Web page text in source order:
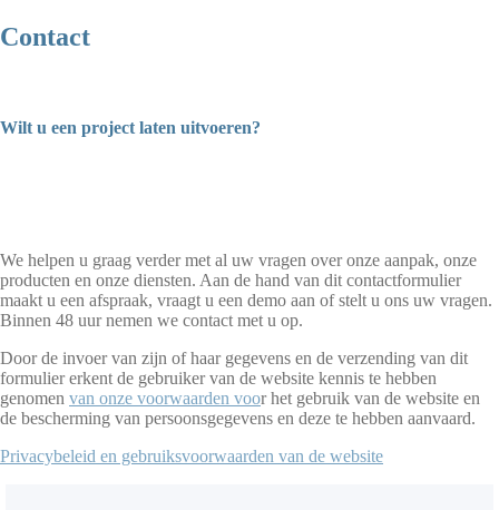
Contact
Wilt u een project laten uitvoeren?
We helpen u graag verder met al uw vragen over onze aanpak, onze
producten en onze diensten. Aan de hand van dit contactformulier
maakt u een afspraak, vraagt u een demo aan of stelt u ons uw vragen.
Binnen 48 uur nemen we contact met u op.
Door de invoer van zijn of haar gegevens en de verzending van dit
formulier erkent de gebruiker van de website kennis te hebben
genomen van onze voorwaarden voor het gebruik van de website en
de bescherming van persoonsgegevens en deze te hebben aanvaard.
Privacybeleid en gebruiksvoorwaarden van de website